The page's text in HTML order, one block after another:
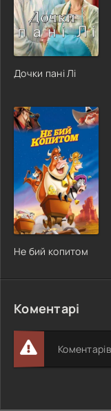
Дочки пані Лі
Не бий копитом
Коментарі